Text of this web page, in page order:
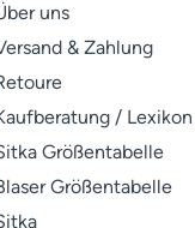
uns
& Zahlung
/ Lexikon
Größentabelle
Größentabelle